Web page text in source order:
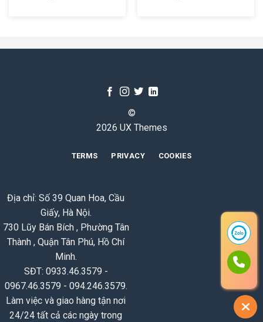
©
2026 UX Themes
TERMS PRIVACY COOKIES
Địa chỉ: Số 39 Quan Hoa, Cầu
Giấy, Hà Nội.
730 Lũy Bán Bích , Phường Tân
Thành , Quận Tân Phú, Hồ Chí
Minh.
SĐT: 0933.46.3579 -
0967.46.3579 - 094.246.3579.
Làm việc và giao hàng tận nơi
24/24 tất cả các ngày trong